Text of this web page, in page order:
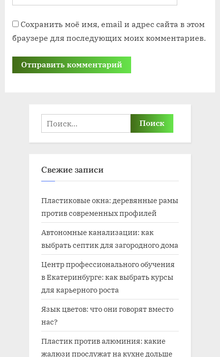
Сохранить моё имя, email и адрес сайта в этом
браузере для последующих моих комментариев.
Найти:
Свежие записи
Пластиковые окна: деревянные рамы
против современных профилей
Автономные канализации: как
выбрать септик для загородного дома
Центр профессионального обучения
в Екатеринбурге: как выбрать курсы
для карьерного роста
Язык цветов: что они говорят вместо
нас?
Пластик против алюминия: какие
жалюзи прослужат на кухне дольше